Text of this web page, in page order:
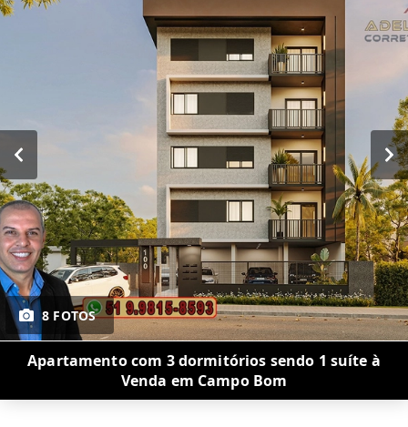
8 FOTOS
Apartamento com 3 dormitórios sendo 1 suíte à
Venda em Campo Bom